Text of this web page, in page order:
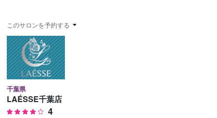
このサロンを予約する
千葉県
LAÉSSE千葉店
4